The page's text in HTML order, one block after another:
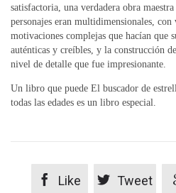
satisfactoria, una verdadera obra
personajes eran multidimensionales,
motivaciones complejas que hacían que
auténticas y creíbles, y la construcción
nivel de detalle que fue impresionante.
Un libro que puede El buscador de
todas las edades es un libro especial.
 Like  Tweet